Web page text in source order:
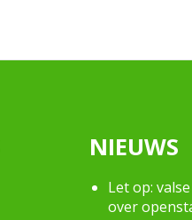
NIEUWS
Let op:
over